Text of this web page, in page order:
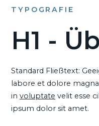
TYPOGRAFIE
H1 -
Standard Fließtext:
labore et dolore
in voluptate velit esse
ipsum dolor sit amet.